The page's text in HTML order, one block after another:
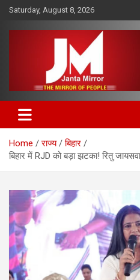
Skip
content
Saturday, August 8, 2026
Janta Mirror
Home राज्य
बिहार
बिहार में RJD को बड़ा झटका! रितु